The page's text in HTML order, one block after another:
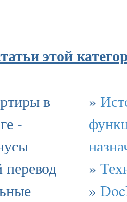
этой
в
-
перевод
»
»
»